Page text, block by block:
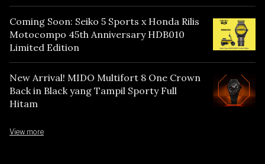
Coming Soon: Seiko 5 Sports x Honda Rilis
Motocompo 45th Anniversary HDB010
Limited Edition
New Arrival! MIDO Multifort 8 One Crown
Back in Black yang Tampil Sporty Full
Hitam
View more